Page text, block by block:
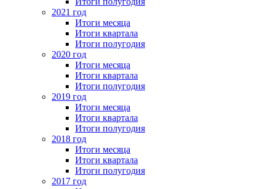
2021 год
Итоги месяца
Итоги квартала
Итоги полугодия
2020 год
Итоги месяца
Итоги квартала
Итоги полугодия
2019 год
Итоги месяца
Итоги квартала
Итоги полугодия
2018 год
Итоги месяца
Итоги квартала
Итоги полугодия
2017 год